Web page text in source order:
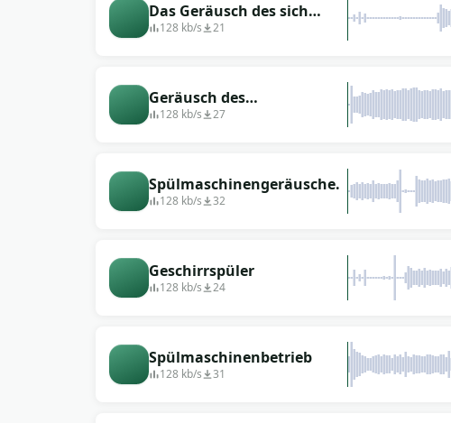
Das Geräusch des sich
öffnenden Geschirrspülers.
128 kb/s 21
Geräusch des
Geschirrspülers: Wasser
128 kb/s 27
Spülmaschinengeräusche.
128 kb/s 32
Geschirrspüler
128 kb/s 24
Spülmaschinenbetrieb
128 kb/s 31